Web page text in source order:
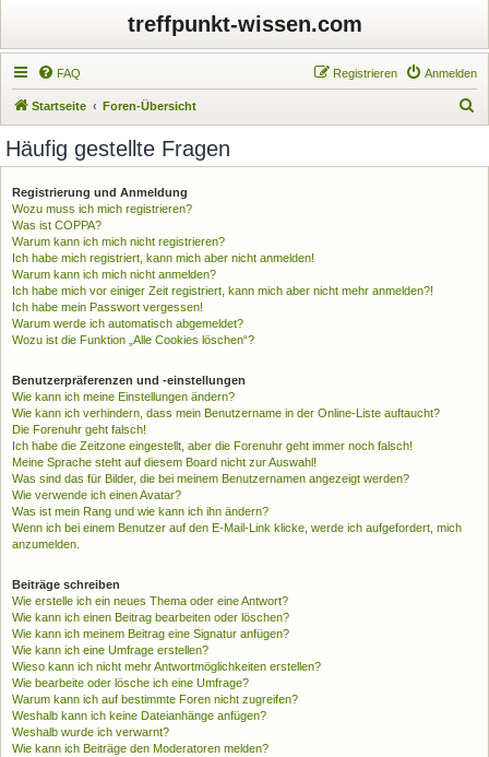
treffpunkt-wissen.com
FAQ Anmelden
Registrieren
Startseite Foren-Übersicht
Häufig gestellte Fragen
Registrierung und Anmeldung
Wozu muss ich mich registrieren?
Was ist COPPA?
Warum kann ich mich nicht registrieren?
Ich habe mich registriert, kann mich aber nicht anmelden!
Warum kann ich mich nicht anmelden?
Ich habe mich vor einiger Zeit registriert, kann mich aber nicht mehr anmelden?!
Ich habe mein Passwort vergessen!
Warum werde ich automatisch abgemeldet?
Wozu ist die Funktion „Alle Cookies löschen“?
Benutzerpräferenzen und -einstellungen
Wie kann ich meine Einstellungen ändern?
Wie kann ich verhindern, dass mein Benutzername in der Online-Liste auftaucht?
Die Forenuhr geht falsch!
Ich habe die Zeitzone eingestellt, aber die Forenuhr geht immer noch falsch!
Meine Sprache steht auf diesem Board nicht zur Auswahl!
Was sind das für Bilder, die bei meinem Benutzernamen angezeigt werden?
Wie verwende ich einen Avatar?
Was ist mein Rang und wie kann ich ihn ändern?
Wenn ich bei einem Benutzer auf den E-Mail-Link klicke, werde ich aufgefordert, mich
anzumelden.
Beiträge schreiben
Wie erstelle ich ein neues Thema oder eine Antwort?
Wie kann ich einen Beitrag bearbeiten oder löschen?
Wie kann ich meinem Beitrag eine Signatur anfügen?
Wie kann ich eine Umfrage erstellen?
Wieso kann ich nicht mehr Antwortmöglichkeiten erstellen?
Wie bearbeite oder lösche ich eine Umfrage?
Warum kann ich auf bestimmte Foren nicht zugreifen?
Weshalb kann ich keine Dateianhänge anfügen?
Weshalb wurde ich verwarnt?
Wie kann ich Beiträge den Moderatoren melden?